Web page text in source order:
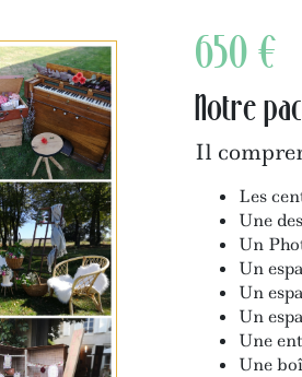
650 €
Notre
Il
Les
Une
Un
Un
Un
Un
Une
Une